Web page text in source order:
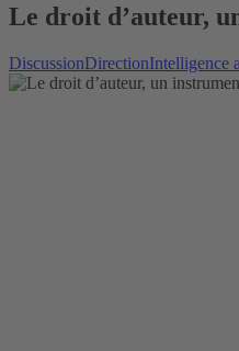
Le droit d’auteur,
DiscussionDirectionIntelligence